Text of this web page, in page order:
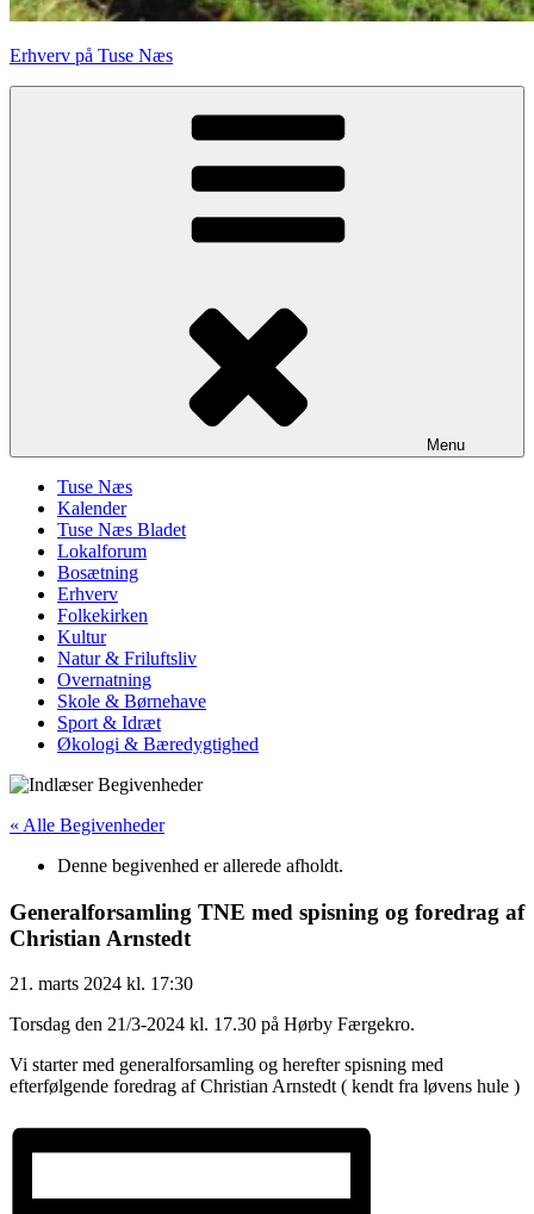
Erhverv på Tuse Næs
Menu
Tuse Næs
Kalender
Tuse Næs Bladet
Lokalforum
Bosætning
Erhverv
Folkekirken
Kultur
Natur & Friluftsliv
Overnatning
Skole & Børnehave
Sport & Idræt
Økologi & Bæredygtighed
« Alle Begivenheder
Denne begivenhed er allerede afholdt.
Generalforsamling TNE med spisning og foredrag af
Christian Arnstedt
21. marts 2024 kl. 17:30
Torsdag den 21/3-2024 kl. 17.30 på Hørby Færgekro.
Vi starter med generalforsamling og herefter spisning med
efterfølgende foredrag af Christian Arnstedt ( kendt fra løvens hule )